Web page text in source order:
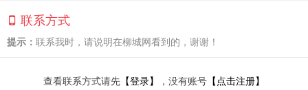
联系方式
提示： 联系我时，请说明在柳城网看到的，谢谢！
查看联系方式请先 【登录】 ，没有账号 【点击注册】